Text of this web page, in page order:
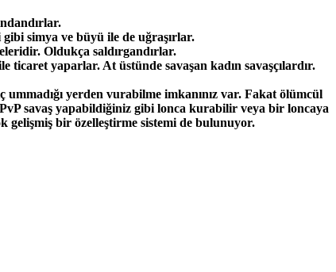
simya ve büyü ile de uğraşırlar.
Oldukça saldırgandırlar.
ticaret yaparlar. At üstünde savaşan kadın savaşçılardır.
yerden vurabilme imkanınız var. Fakat ölümcül
savaş yapabildiğiniz gibi lonca kurabilir veya bir loncaya
gelişmiş bir özelleştirme sistemi de bulunuyor.